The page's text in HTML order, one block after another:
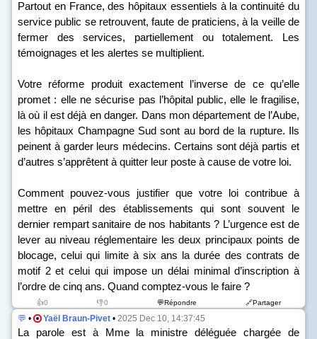
Partout en France, des hôpitaux essentiels à la continuité du
service public se retrouvent, faute de praticiens, à la veille de
fermer des services, partiellement ou totalement. Les
témoignages et les alertes se multiplient.
Votre réforme produit exactement l’inverse de ce qu’elle
promet : elle ne sécurise pas l’hôpital public, elle le fragilise,
là où il est déjà en danger. Dans mon département de l’Aube,
les hôpitaux Champagne Sud sont au bord de la rupture. Ils
peinent à garder leurs médecins. Certains sont déjà partis et
d’autres s’apprêtent à quitter leur poste à cause de votre loi.
Comment pouvez-vous justifier que votre loi contribue à
mettre en péril des établissements qui sont souvent le
dernier rempart sanitaire de nos habitants ? L’urgence est de
lever au niveau réglementaire les deux principaux points de
blocage, celui qui limite à six ans la durée des contrats de
motif 2 et celui qui impose un délai minimal d’inscription à
l’ordre de cinq ans. Quand comptez-vous le faire ?
👍0 👎0 💬Répondre 🔗Partager
💬 • Yaël Braun-Pivet • 2025 Dec 10, 14:37:45
La parole est à Mme la ministre déléguée chargée de